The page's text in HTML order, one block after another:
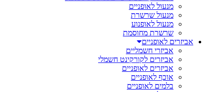
מנעול לאופניים
מנעול שרשרת
מנעול לאופנוע
שרשרת מחוסמת
אביזרים לאופניים
אביזרי חשמליים
אביזרים לקורקינט חשמלי
אביזרים לאופניים
אוכף לאופניים
בלמים לאופניים